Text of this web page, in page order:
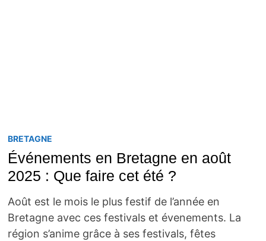
BRETAGNE
Événements en Bretagne en août
2025 : Que faire cet été ?
Août est le mois le plus festif de l’année en
Bretagne avec ces festivals et évenements. La
région s’anime grâce à ses festivals, fêtes